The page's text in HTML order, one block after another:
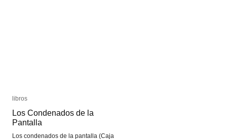
libros
Los Condenados de la
Pantalla
Los condenados de la pantalla (Caja
libros
Los Condenados de la
Pantalla